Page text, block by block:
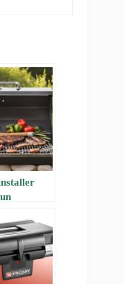
estivales